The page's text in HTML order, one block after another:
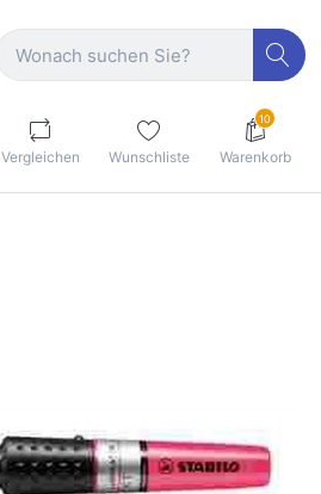
Vergleichen Wunschliste
10
Warenkorb